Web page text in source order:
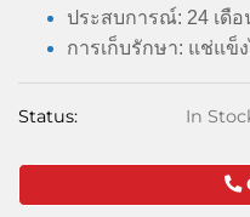
ประสบการณ์: 24 เดือ
การเก็บรักษา: แช่แข็
Status: In